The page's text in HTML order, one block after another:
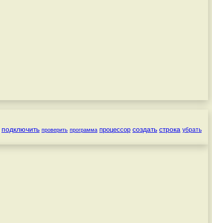
подключить проверить программа процессор создать строка убрать